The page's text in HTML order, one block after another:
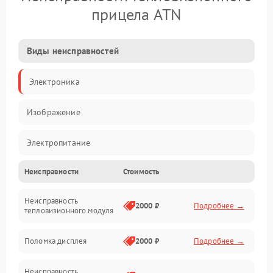
прицела ATN
Виды неисправностей
Электроника
Изображение
Электропитание
Измерения
Матрица
Неисправности Стоимость
Неисправность
тепловизионного модуля
2000 ₽ Подробнее →
Поломка дисплея 2000 ₽ Подробнее →